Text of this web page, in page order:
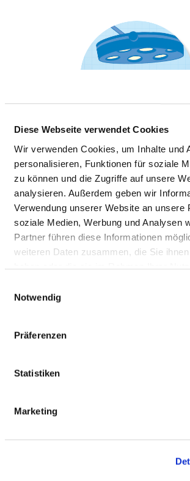
Diese Webseite verwendet Cookies
Wir verwenden Cookies, um Inhalte und
personalisieren, Funktionen für soziale
zu können und die Zugriffe auf unsere
analysieren. Außerdem geben wir
Verwendung unserer Website an unsere
soziale Medien, Werbung und Analysen
Partner führen diese Informationen
weiteren Daten zusammen, die Sie
Notwendig
Präferenzen
Statistiken
Marketing
ORTHOPÄDIE
Informationen und Leistungen
FALLZAHLEN
Vollstationäre Fallzahl: 1.079
MEDIZINISCHES